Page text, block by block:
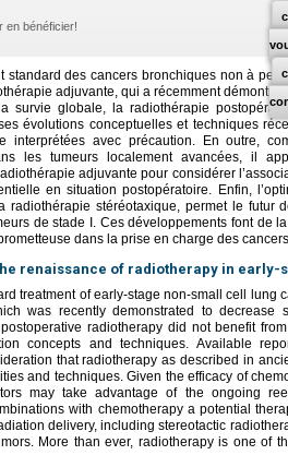
en bénéficier!
standard des cancers bronchiques non à
adjuvante, qui a récemment
survie globale, la radiothérapie
évolutions conceptuelles et techniques
interprétées avec précaution. En outre,
les tumeurs localement avancées, il
adjuvante pour considérer
en situation postopératoire. Enfin,
radiothérapie stéréotaxique, permet le futur
de stade I. Ces développements font de
dans la prise en charge des
renaissance of radiotherapy in
treatment of early-stage non-small cell lung
was recently demonstrated to decrease
radiotherapy did not benefit
concepts and techniques. Available
that radiotherapy as described in
and techniques. Given the efficacy of
may take advantage of the ongoing
with chemotherapy a potential
delivery, including stereotactic
More than ever, radiotherapy is one of